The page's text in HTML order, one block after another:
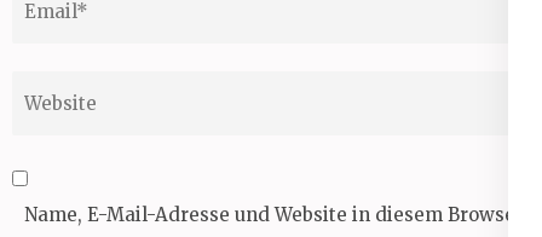
Name, E-Mail-Adresse und Website in diesem Browser